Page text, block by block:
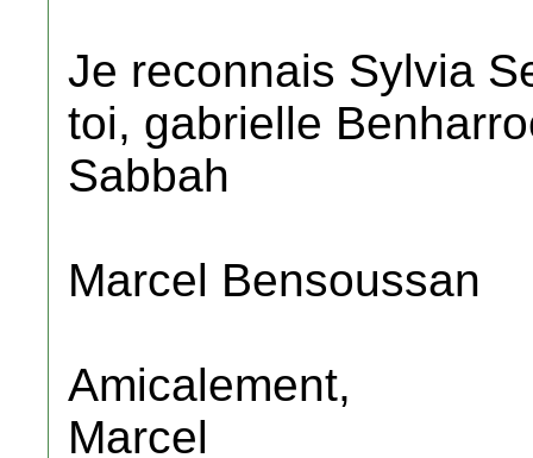
Je reconnais Sylvia
toi, gabrielle
Sabbah
Marcel Bensoussan
Amicalement,
Marcel